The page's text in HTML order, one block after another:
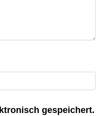
gespeichert.